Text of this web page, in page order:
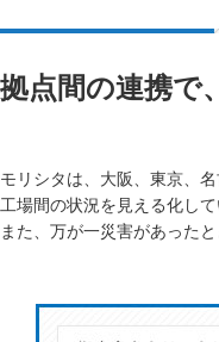
拠点間の連携で
モリシタは、大阪、東京、
工場間の状況を見える化し
また、万が一災害があった